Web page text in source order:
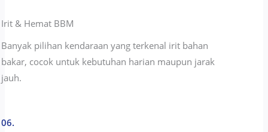
Irit & Hemat BBM
Banyak pilihan kendaraan yang terkenal irit bahan
bakar, cocok untuk kebutuhan harian maupun jarak
jauh.
06.